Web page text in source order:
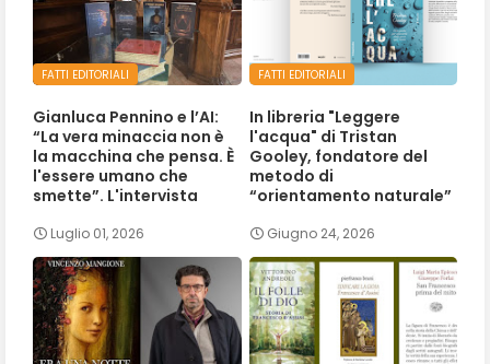
FATTI EDITORIALI
Gianluca Pennino e l’AI:
“La vera minaccia non è
la macchina che pensa. È
l'essere umano che
smette”. L'intervista
Luglio 01, 2026
FATTI EDITORIALI
In libreria "Leggere
l'acqua" di Tristan
Gooley, fondatore del
metodo di
“orientamento naturale”
Giugno 24, 2026